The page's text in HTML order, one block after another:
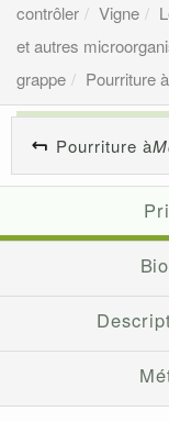
contrôler
Vigne
et autres
grappe
Pourriture
Pourriture à